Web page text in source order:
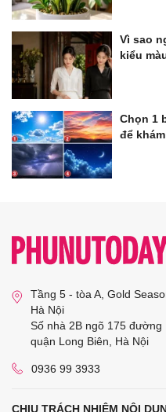
Vì sao
kiểu
Chọn 1
để
Tầng 5 - tòa A, Gold
Hà Nội
Số nhà 2B ngõ 175 đường
quận Long Biên, Hà Nội
0936 99 3933
CHỊU TRÁCH NHIỆM NỘI